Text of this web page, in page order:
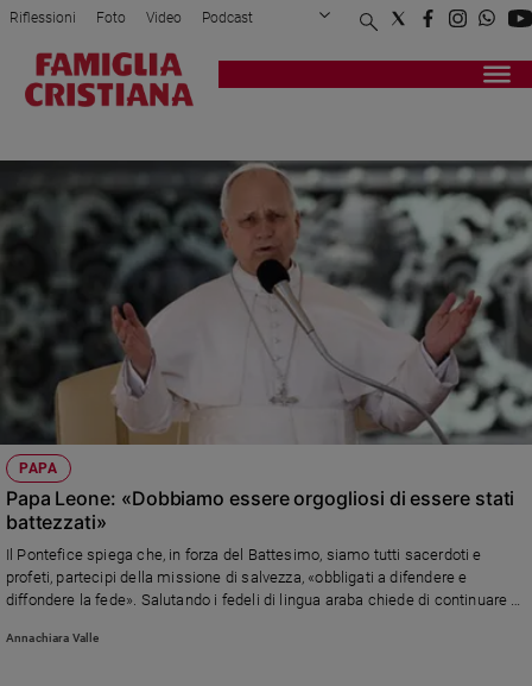
Attualità
e
giustizia
Interviste
Papa
Papa
Chiesa
Chiesa
e
Riflessioni Foto Video Podcast
Privacy Policy Chi siamo
Registrati Redazione
PAPA
Papa Leone: «Dobbiamo essere orgogliosi di essere stati
battezzati»
Il Pontefice spiega che, in forza del Battesimo, siamo tutti sacerdoti e
profeti, partecipi della missione di salvezza, «obbligati a difendere e
diffondere la fede». Salutando i fedeli di lingua araba chiede di continuare a
Annachiara Valle